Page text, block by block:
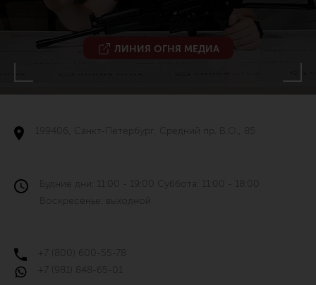
ЛИНИЯ ОГНЯ МЕДИА
199406, Санкт-Петербург, Средний пр. В.О., 85
Будние дни: 11:00 - 19:00 Суббота: 11:00 - 18:00
Воскресенье: выходной
+7 (800) 600-55-78
+7 (981) 848-65-01